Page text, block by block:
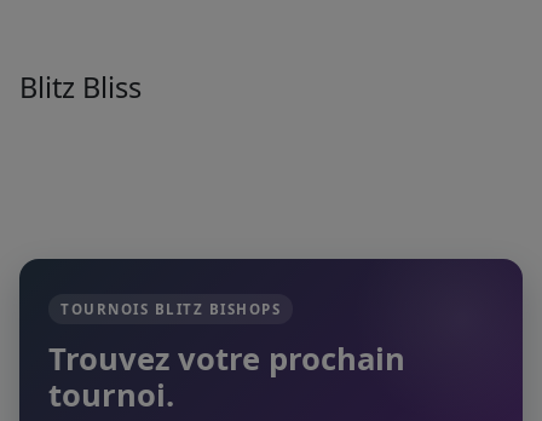
Blitz Bliss
TOURNOIS BLITZ BISHOPS
Trouvez votre prochain
tournoi.